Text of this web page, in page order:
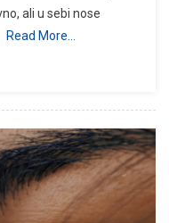
ali u sebi nose
Read More…